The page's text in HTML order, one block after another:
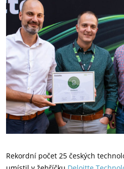
Rekordní počet 25 českých